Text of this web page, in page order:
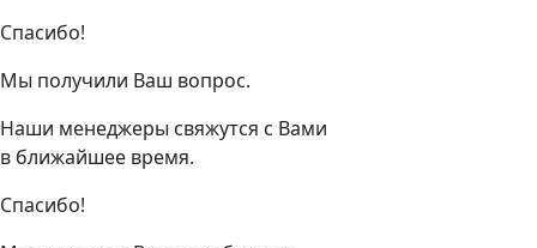
Спасибо!
Мы получили Ваш вопрос.
Наши менеджеры свяжутся с Вами
в ближайшее время.
Спасибо!